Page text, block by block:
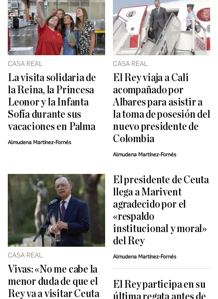
CASA REAL
La visita solidaria de
la Reina, la Princesa
Leonor y la Infanta
Sofía durante sus
vacaciones en Palma
Almudena Martínez-Fornés
CASA REAL
El Rey viaja a Cali
acompañado por
Albares para asistir a
la toma de posesión del
nuevo presidente de
Colombia
Almudena Martínez-Fornés
CASA REAL
Vivas: «No me cabe la
menor duda de que el
Rey va a visitar Ceuta
El presidente de Ceuta
llega a Marivent
agradecido por el
«respaldo
institucional y moral»
del Rey
Almudena Martínez-Fornés
El Rey participa en su
última regata antes de